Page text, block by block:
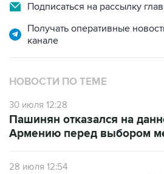
Подписаться на рассылку
Получать оперативные
канале
НОВОСТИ ПО ТЕМЕ
30 июля 12:28
Пашинян отказался на
Армению перед выбором
28 июля 12:54